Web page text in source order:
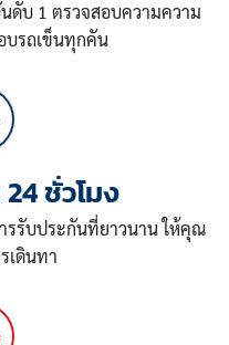
ดับ 1 ตรวจสอบความความ
บรถเข็นทุกคัน
ชั่วโมง
รรับประกันที่ยาวนาน ให้คุณ
เดินทา